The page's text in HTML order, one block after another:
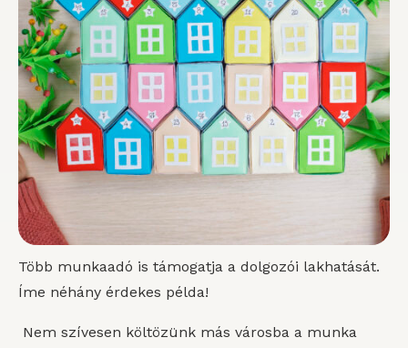
Több munkaadó is támogatja a dolgozói lakhatását.
Íme néhány érdekes példa!
Nem szívesen költözünk más városba a munka